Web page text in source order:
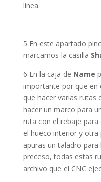
linea.
5 En este apartado
marcamos la casilla
6 En la caja de Name
importante por que en
que hacer varias rutas
hacer un marco para
ruta con el rebaje
el hueco interior y
apuras un taladro
preceso, todas estas
archivo que el CNC